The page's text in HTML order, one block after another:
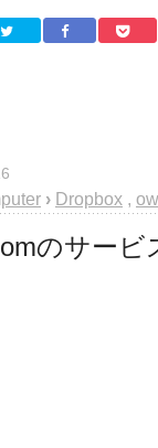
› Dropbox ,
のサー